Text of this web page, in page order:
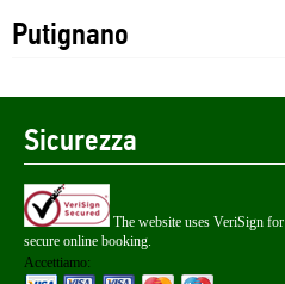
Putignano
Sicurezza
The website uses VeriSign for
secure online booking.
Accettiamo: